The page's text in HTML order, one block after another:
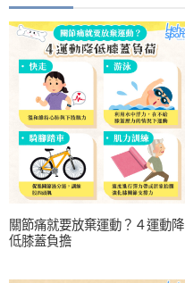
關節痛就要放棄運動？４運動降
低膝蓋負擔